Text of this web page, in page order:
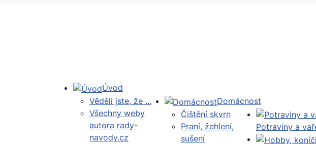
Úvod
Věděli jste, že ...
Všechny weby
autora rady-
navody.cz
Domácnost
Čištění skvrn
Praní, žehlení,
sušení
Potraviny a